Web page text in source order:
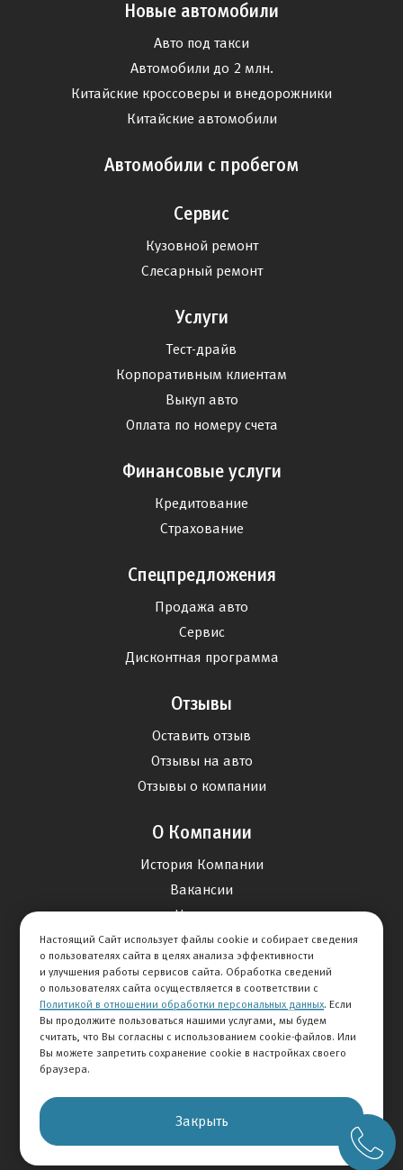
© 2026 АВТОМИР
Новые автомобили
Авто под такси
Автомобили до 2 млн.
Китайские кроссоверы и внедорожники
Китайские автомобили
Автомобили с пробегом
Сервис
Кузовной ремонт
Слесарный ремонт
Услуги
Тест-драйв
Корпоративным клиентам
Выкуп авто
Оплата по номеру счета
Финансовые услуги
Кредитование
Страхование
Спецпредложения
Продажа авто
Сервис
Дисконтная программа
Отзывы
Оставить отзыв
Отзывы на авто
Отзывы о компании
О Компании
История Компании
Вакансии
Новости
Карта сайта
Контакты
+7 495 234-33-66
Настоящий Сайт использует файлы cookie и собирает сведения
о пользователях сайта в целях анализа эффективности
и улучшения работы сервисов сайта. Обработка сведений
о пользователях сайта осуществляется в соответствии с
Политикой в отношении обработки персональных данных. Если
Вы продолжите пользоваться нашими услугами, мы будем
считать, что Вы согласны с использованием cookie-файлов. Или
Вы можете запретить сохранение cookie в настройках своего
браузера.
Закрыть